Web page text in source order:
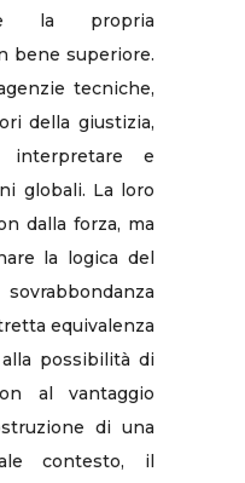
la propria
bene superiore.
tecniche,
della giustizia,
interpretare e
globali. La loro
dalla forza, ma
la logica del
equivalenza
possibilità di
al vantaggio
di una
contesto, il